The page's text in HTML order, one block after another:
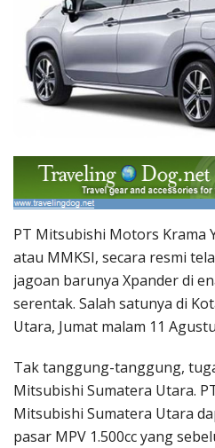
PT Mitsubishi Motors Krama
atau MMKSI, secara resmi
jagoan barunya Xpander di
serentak. Salah satunya di
Utara, Jumat malam 11
Tak tanggung-tanggung,
Mitsubishi Sumatera Utara.
Mitsubishi Sumatera Utara
pasar MPV 1.500cc yang